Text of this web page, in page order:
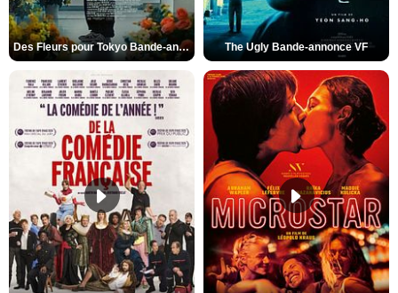
Des Fleurs pour Tokyo Bande-annonce VO STFR The Ugly Bande-annonce VF